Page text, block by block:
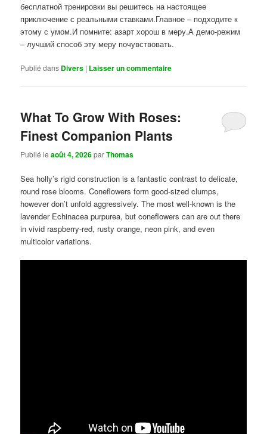
бесплатной тренировки вы решитесь на настоящее
приключение с реальными ставками.Главное – подходите к
этому с умом.И помните: азарт хорош в меру.А демо-режим
– лучший способ эту меру почувствовать.
Publié dans Divers | Laisser un commentaire
What To Grow With Roses:
Finest Companion Plants
Publié leaoût 4, 2026parThomas
Sea holly’s rigid construction is a fantastic contrast to delicate,
round rose blooms. Coneflowers form good-sized clumps,
however don’t unfold aggressively. The most well-known is the
lavender Echinacea purpurea, but coneflowers can are out there
in vivid raspberry-red, rusty orange, neon pink, and even
multicolor variations.